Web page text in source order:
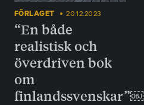
FÖRLAGET 20.12.2023
“En både
realistisk och
överdriven bok
om
finlandssvenskar”￼